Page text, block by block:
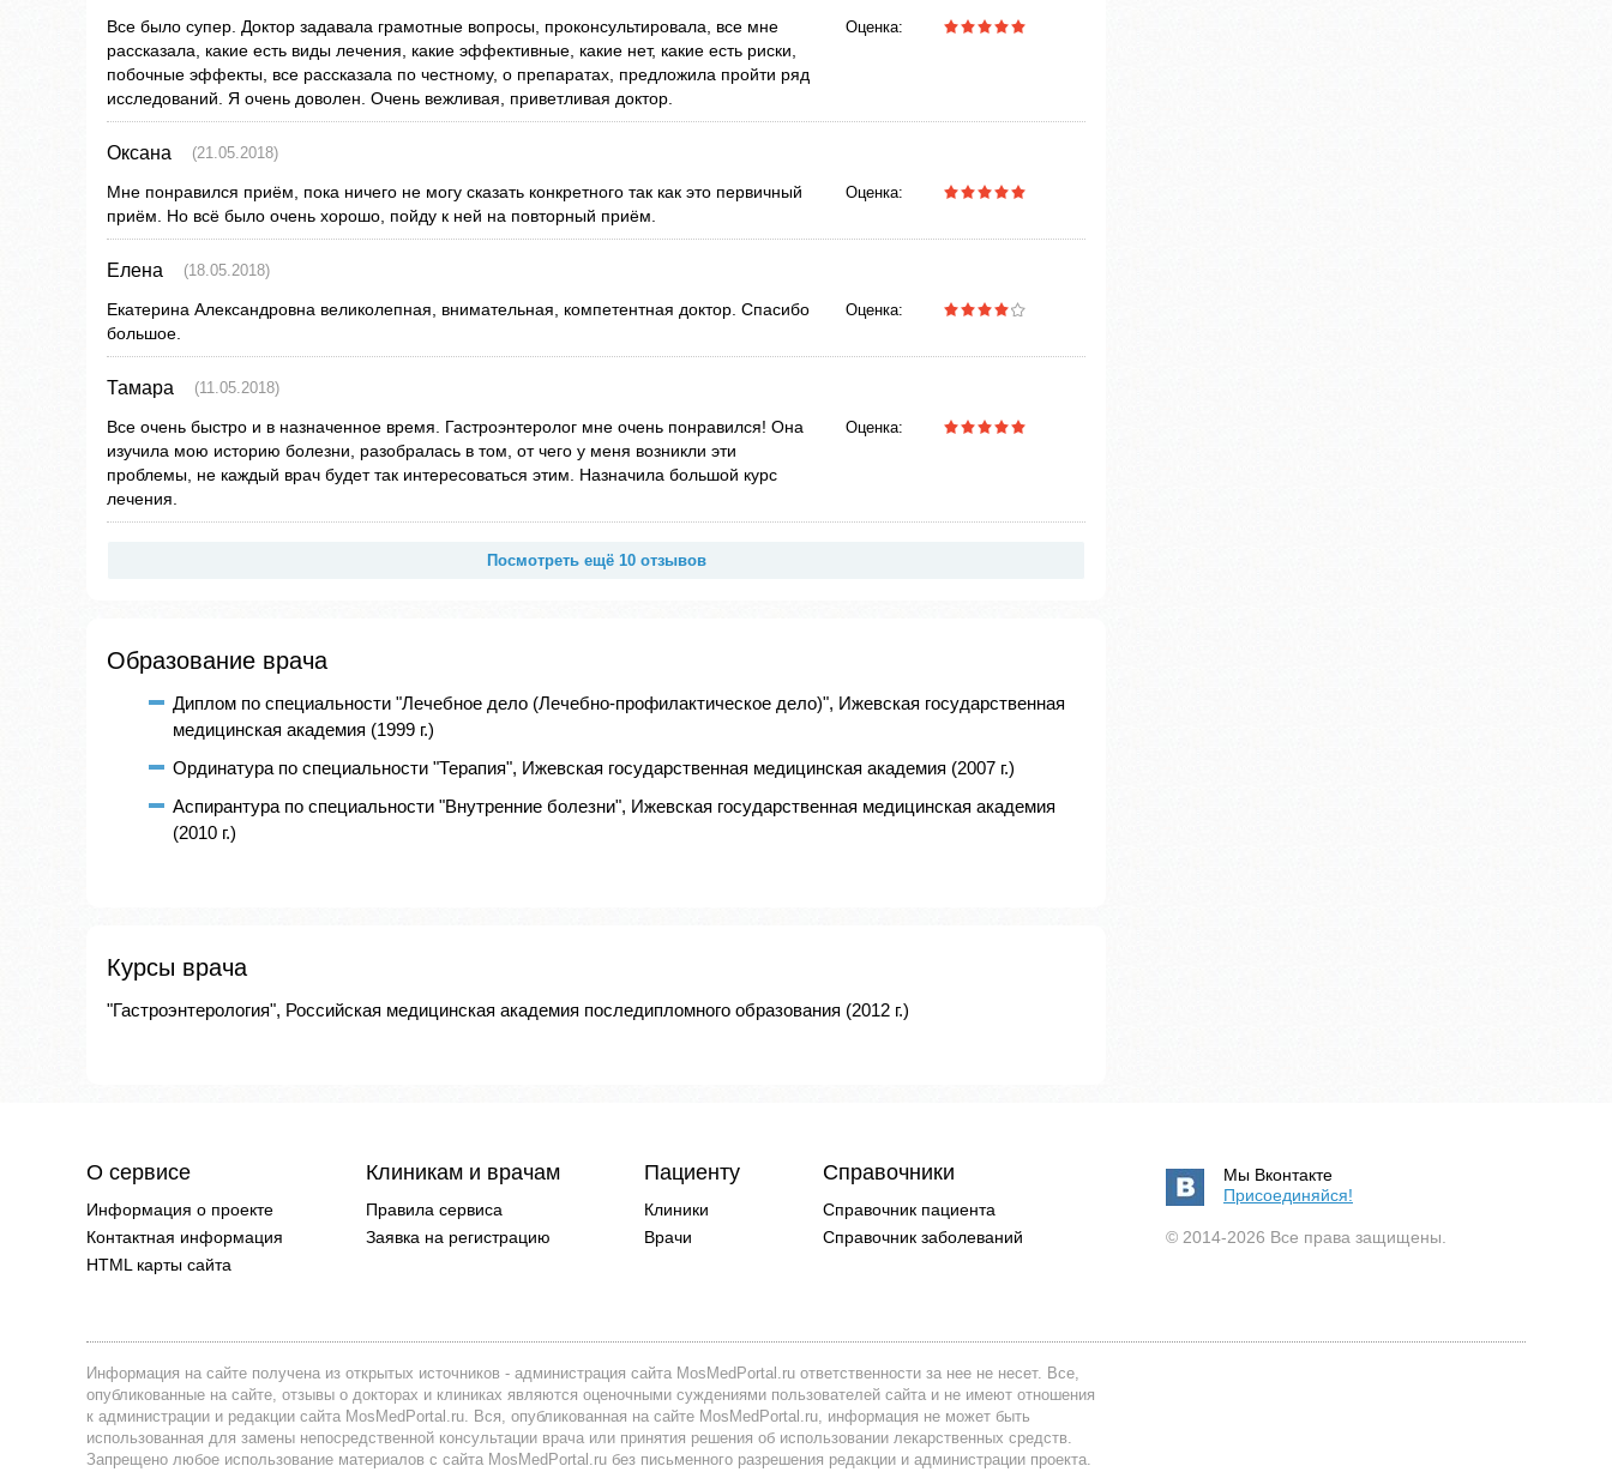
Все было супер. Доктор задавала грамотные вопросы, проконсультировала, все мне
рассказала, какие есть виды лечения, какие эффективные, какие нет, какие есть риски,
побочные эффекты, все рассказала по честному, о препаратах, предложила пройти ряд
исследований. Я очень доволен. Очень вежливая, приветливая доктор.
Оценка:
Оксана (21.05.2018)
Мне понравился приём, пока ничего не могу сказать конкретного так как это первичный
приём. Но всё было очень хорошо, пойду к ней на повторный приём.
Оценка:
Елена (18.05.2018)
Екатерина Александровна великолепная, внимательная, компетентная доктор. Спасибо
большое.
Оценка:
Тамара (11.05.2018)
Все очень быстро и в назначенное время. Гастроэнтеролог мне очень понравился! Она
изучила мою историю болезни, разобралась в том, от чего у меня возникли эти
проблемы, не каждый врач будет так интересоваться этим. Назначила большой курс
лечения.
Оценка:
Посмотреть ещё 10 отзывов
Образование врача
Диплом по специальности "Лечебное дело (Лечебно-профилактическое дело)", Ижевская государственная
медицинская академия (1999 г.)
Ординатура по специальности "Терапия", Ижевская государственная медицинская академия (2007 г.)
Аспирантура по специальности "Внутренние болезни", Ижевская государственная медицинская академия
(2010 г.)
Курсы врача
"Гастроэнтерология", Российская медицинская академия последипломного образования (2012 г.)
О сервисе
Информация о проекте
Контактная информация
HTML карты сайта
Клиникам и врачам
Правила сервиса
Заявка на регистрацию
Пациенту
Клиники
Врачи
Справочники
Справочник пациента
Справочник заболеваний
Мы Вконтакте
Присоединяйся!
© 2014-2026 Все права защищены.
Информация на сайте получена из открытых источников - администрация сайта MosMedPortal.ru ответственности за нее не несет. Все,
опубликованные на сайте, отзывы о докторах и клиниках являются оценочными суждениями пользователей сайта и не имеют отношения
к администрации и редакции сайта MosMedPortal.ru. Вся, опубликованная на сайте MosMedPortal.ru, информация не может быть
использованная для замены непосредственной консультации врача или принятия решения об использовании лекарственных средств.
Запрещено любое использование материалов с сайта MosMedPortal.ru без письменного разрешения редакции и администрации проекта.